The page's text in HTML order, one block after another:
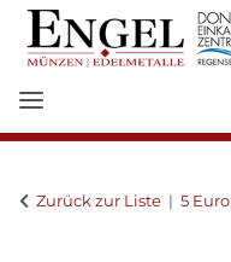
Zurück zur Liste 5 Euro